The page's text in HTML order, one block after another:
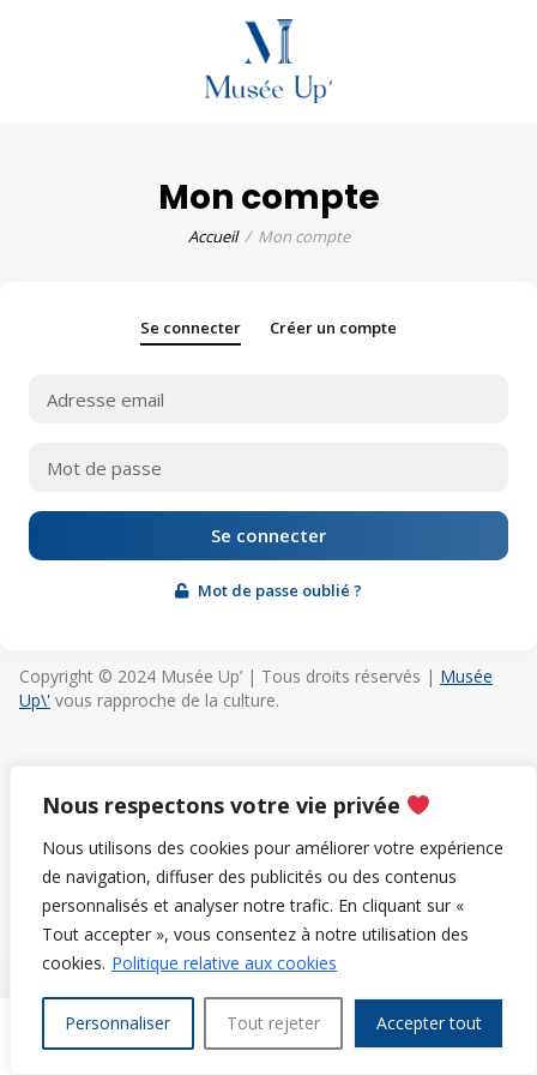
Nous respectons votre vie privée
Nous utilisons des cookies pour améliorer votre expérience
de navigation, diffuser des publicités ou des contenus
personnalisés et analyser notre trafic. En cliquant sur «
Tout accepter », vous consentez à notre utilisation des
cookies. Politique relative aux cookies
Personnaliser Tout rejeter Accepter tout
Mon compte
Accueil Mon compte
Se connecter Créer un compte
Se connecter
Mot de passe oublié ?
Copyright © 2024 Musée Up’ | Tous droits réservés | Musée
Up\' vous rapproche de la culture.